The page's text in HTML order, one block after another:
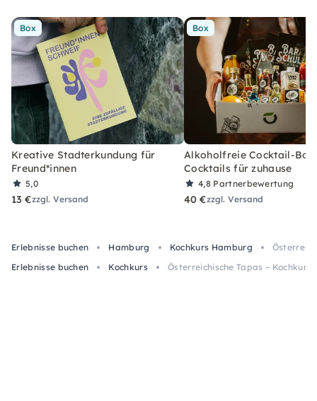
Box
Kreative Stadterkundung für
Freund*innen
5,0
13 €zzgl. Versand
Box
Alkoholfreie Cocktail-Box
Cocktails für zuhause
4,8 Partnerbewertung
40 €zzgl. Versand
Erlebnisse buchen Hamburg Kochkurs Hamburg
Erlebnisse buchen
Kochkurs Österreichische Tapas –